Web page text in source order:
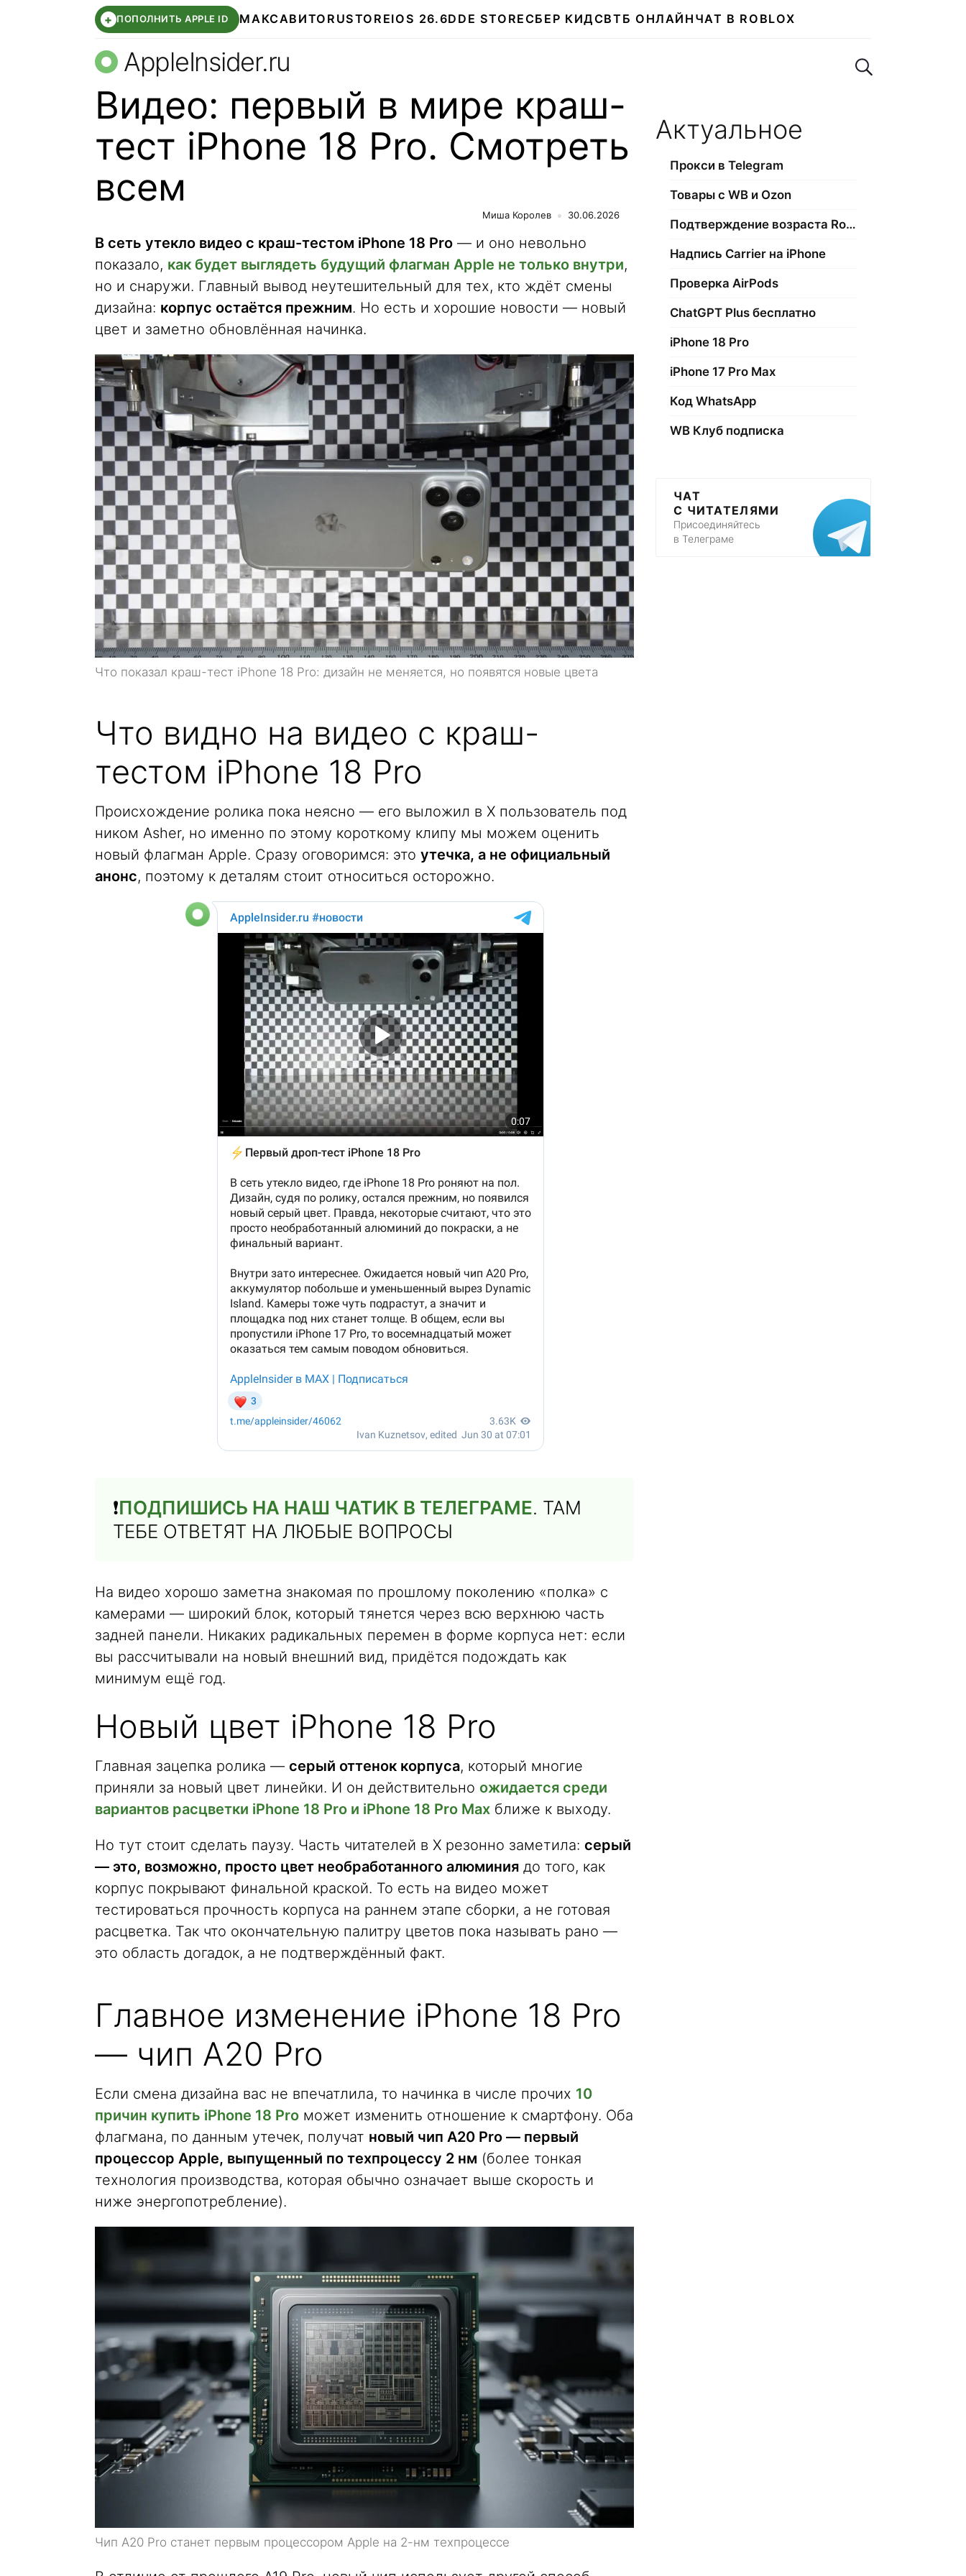
+ ПОПОЛНИТЬ APPLE ID МАКСАВИТО RUSTOREIOS 26.6DDE STORE СБЕР КИДСВТБ ОНЛАЙН ЧАТ В ROBLOX
AppleInsider.ru Поиск по сайту
Видео: первый в мире краш-
тест iPhone 18 Pro. Смотреть
всем
Миша Королев 30.06.2026
В сеть утекло видео с краш-тестом iPhone 18 Pro — и оно невольно
показало, как будет выглядеть будущий флагман Apple не только внутри,
но и снаружи. Главный вывод неутешительный для тех, кто ждёт смены
дизайна: корпус остаётся прежним. Но есть и хорошие новости — новый
цвет и заметно обновлённая начинка.
Что показал краш-тест iPhone 18 Pro: дизайн не меняется, но появятся новые цвета
Что видно на видео с краш-
тестом iPhone 18 Pro
Происхождение ролика пока неясно — его выложил в X пользователь под
ником Asher, но именно по этому короткому клипу мы можем оценить
новый флагман Apple. Сразу оговоримся: это утечка, а не официальный
анонс, поэтому к деталям стоит относиться осторожно.
❗️ПОДПИШИСЬ НА НАШ ЧАТИК В ТЕЛЕГРАМЕ. ТАМ
ТЕБЕ ОТВЕТЯТ НА ЛЮБЫЕ ВОПРОСЫ
На видео хорошо заметна знакомая по прошлому поколению «полка» с
камерами — широкий блок, который тянется через всю верхнюю часть
задней панели. Никаких радикальных перемен в форме корпуса нет: если
вы рассчитывали на новый внешний вид, придётся подождать как
минимум ещё год.
Новый цвет iPhone 18 Pro
Главная зацепка ролика — серый оттенок корпуса, который многие
приняли за новый цвет линейки. И он действительно ожидается среди
вариантов расцветки iPhone 18 Pro и iPhone 18 Pro Max ближе к выходу.
Но тут стоит сделать паузу. Часть читателей в X резонно заметила: серый
— это, возможно, просто цвет необработанного алюминия до того, как
корпус покрывают финальной краской. То есть на видео может
тестироваться прочность корпуса на раннем этапе сборки, а не готовая
расцветка. Так что окончательную палитру цветов пока называть рано —
это область догадок, а не подтверждённый факт.
Главное изменение iPhone 18 Pro
— чип A20 Pro
Если смена дизайна вас не впечатлила, то начинка в числе прочих 10
причин купить iPhone 18 Pro может изменить отношение к смартфону. Оба
флагмана, по данным утечек, получат новый чип A20 Pro — первый
процессор Apple, выпущенный по техпроцессу 2 нм (более тонкая
технология производства, которая обычно означает выше скорость и
ниже энергопотребление).
Чип A20 Pro станет первым процессором Apple на 2-нм техпроцессе
Актуальное
Прокси в Telegram
Товары с WB и Ozon
Подтверждение возраста Roblox
Надпись Carrier на iPhone
Проверка AirPods
ChatGPT Plus бесплатно
iPhone 18 Pro
iPhone 17 Pro Max
Код WhatsApp
WB Клуб подписка
ЧАТ
С ЧИТАТЕЛЯМИ
Присоединяйтесь
в Телеграме